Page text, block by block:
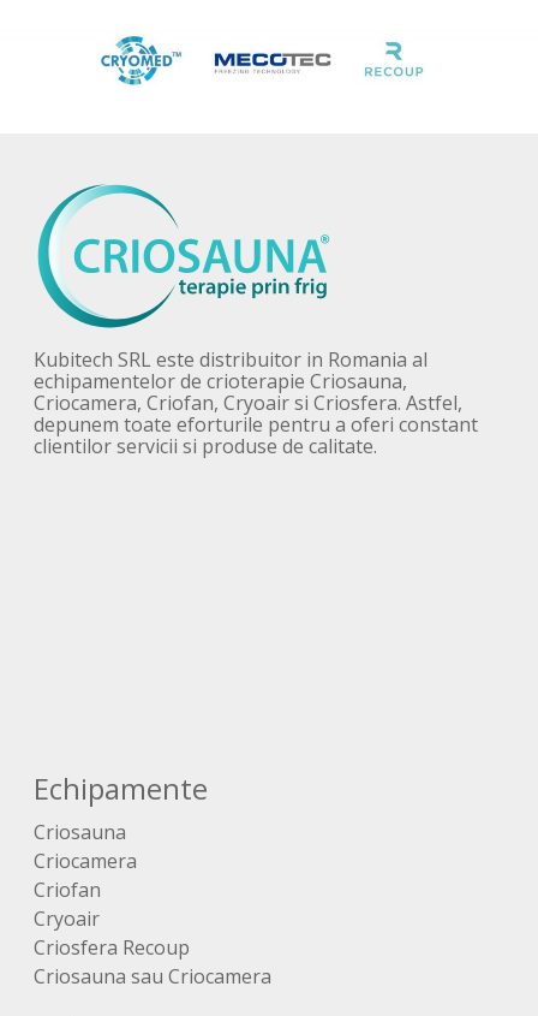
Kubitech SRL este distribuitor in Romania al
echipamentelor de crioterapie Criosauna,
Criocamera, Criofan, Cryoair si Criosfera. Astfel,
depunem toate eforturile pentru a oferi constant
clientilor servicii si produse de calitate.
Echipamente
Criosauna
Criocamera
Criofan
Cryoair
Criosfera Recoup
Criosauna sau Criocamera